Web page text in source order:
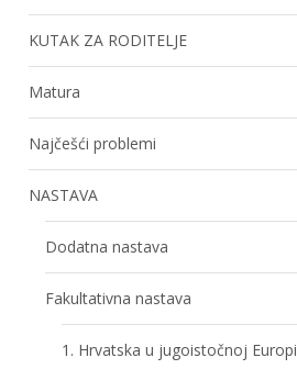
KUTAK ZA RODITELJE
Matura
Najčešći problemi
NASTAVA
Dodatna nastava
Fakultativna nastava
1. Hrvatska u jugoistočnoj Europi